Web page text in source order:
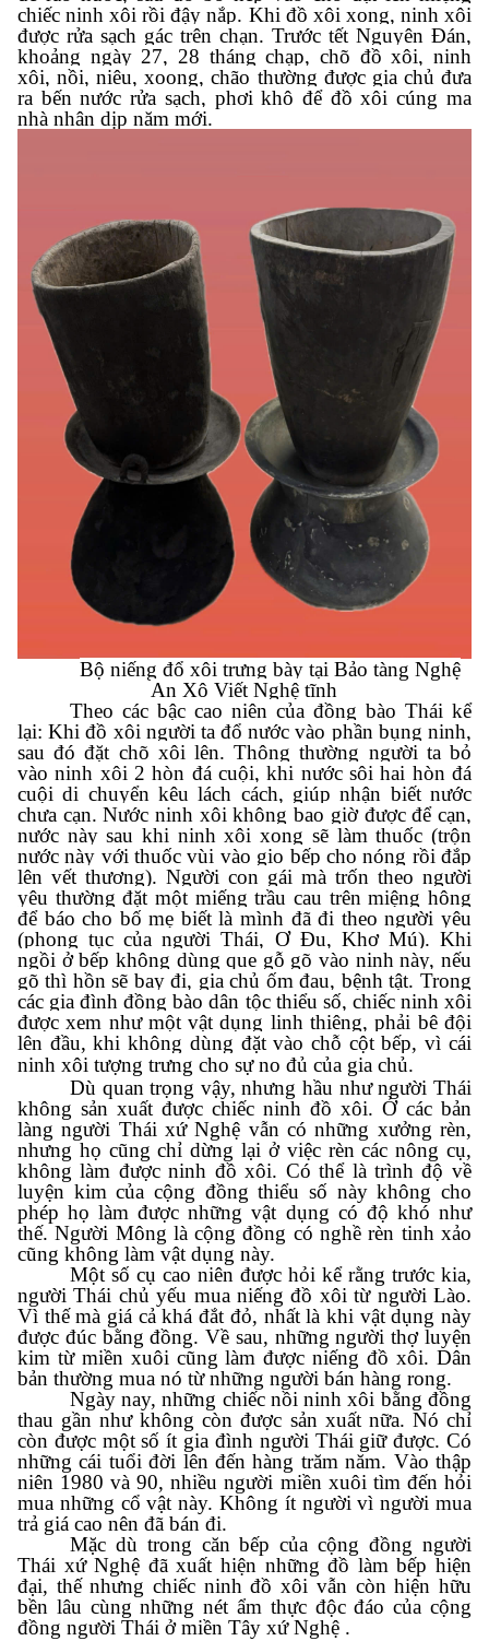
chiếc ninh xôi rồi đậy nắp. Khi đồ xôi xong, ninh xôi
được rửa sạch gác trên chạn. Trước tết Nguyên Đán,
khoảng ngày 27, 28 tháng chạp, chõ đồ xôi, ninh
xôi, nồi, niêu, xoong, chão thường được gia chủ đưa
ra bến nước rửa sạch, phơi khô để đồ xôi cúng ma
nhà nhân dịp năm mới.
Bộ niếng đổ xôi trưng bày tại Bảo tàng Nghệ
An Xô Viết Nghệ tĩnh
Theo các bậc cao niên của đồng bào Thái kể
lại: Khi đồ xôi người ta đổ nước vào phần bụng ninh,
sau đó đặt chõ xôi lên. Thông thường người ta bỏ
vào ninh xôi 2 hòn đá cuội, khi nước sôi hai hòn đá
cuội di chuyển kêu lách cách, giúp nhận biết nước
chưa cạn. Nước ninh xôi không bao giờ được để cạn,
nước này sau khi ninh xôi xong sẽ làm thuốc (trộn
nước này với thuốc vùi vào gio bếp cho nóng rồi đắp
lên vết thương). Người con gái mà trốn theo người
yêu thường đặt một miếng trầu cau trên miệng hông
để báo cho bố mẹ biết là mình đã đi theo người yêu
(phong tục của người Thái, Ơ Đu, Khơ Mú). Khi
ngồi ở bếp không dùng que gỗ gõ vào ninh này, nếu
gõ thì hồn sẽ bay đi, gia chủ ốm đau, bệnh tật. Trong
các gia đình đồng bào dân tộc thiểu số, chiếc ninh xôi
được xem như một vật dụng linh thiêng, phải bê đội
lên đầu, khi không dùng đặt vào chỗ cột bếp, vì cái
ninh xôi tượng trưng cho sự no đủ của gia chủ.
Dù quan trọng vậy, nhưng hầu như người Thái
không sản xuất được chiếc ninh đồ xôi. Ở các bản
làng người Thái xứ Nghệ vẫn có những xưởng rèn,
nhưng họ cũng chỉ dừng lại ở việc rèn các nông cụ,
không làm được ninh đồ xôi. Có thể là trình độ về
luyện kim của cộng đồng thiểu số này không cho
phép họ làm được những vật dụng có độ khó như
thế. Người Mông là cộng đồng có nghề rèn tinh xảo
cũng không làm vật dụng này.
Một số cụ cao niên được hỏi kể rằng trước kia,
người Thái chủ yếu mua niếng đồ xôi từ người Lào.
Vì thế mà giá cả khá đắt đỏ, nhất là khi vật dụng này
được đúc bằng đồng. Về sau, những người thợ luyện
kim từ miền xuôi cũng làm được niếng đồ xôi. Dân
bản thường mua nó từ những người bán hàng rong.
Ngày nay, những chiếc nồi ninh xôi bằng đồng
thau gần như không còn được sản xuất nữa. Nó chỉ
còn được một số ít gia đình người Thái giữ được. Có
những cái tuổi đời lên đến hàng trăm năm. Vào thập
niên 1980 và 90, nhiều người miền xuôi tìm đến hỏi
mua những cổ vật này. Không ít người vì người mua
trả giá cao nên đã bán đi.
Mặc dù trong căn bếp của cộng đồng người
Thái xứ Nghệ đã xuất hiện những đồ làm bếp hiện
đại, thế nhưng chiếc ninh đồ xôi vẫn còn hiện hữu
bền lâu cùng những nét ẩm thực độc đáo của cộng
đồng người Thái ở miền Tây xứ Nghệ .